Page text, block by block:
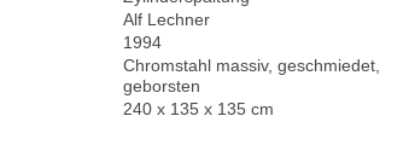
Alf Lechner
1994
Chromstahl massiv, geschmiedet,
geborsten
240 x 135 x 135 cm